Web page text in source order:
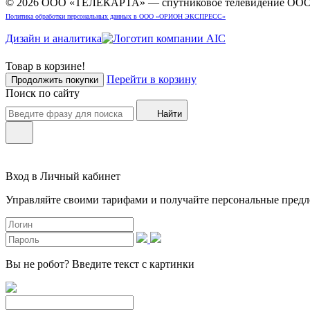
Политика обработки персональных данных в ООО «ОРИОН ЭКСПРЕСС»
Дизайн и аналитика
Товар в корзине!
Продолжить покупки
Перейти в корзину
Поиск по сайту
Найти
Вход в Личный кабинет
Управляйте своими тарифами и получайте персональные
Вы не робот? Введите текст с картинки